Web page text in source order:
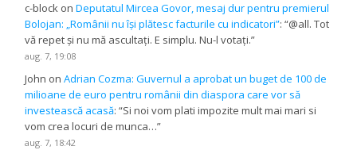
c-block onDeputatul Mircea Govor, mesaj dur pentru premierul
Bolojan: „Românii nu își plătesc facturile cu indicatori”: “@all. Tot
vă repet și nu mă ascultați. E simplu. Nu-l votați.”
aug. 7, 19:08
John onAdrian Cozma: Guvernul a aprobat un buget de 100 de
milioane de euro pentru românii din diaspora care vor să
investească acasă: “Si noi vom plati impozite mult mai mari si
vom crea locuri de munca…”
aug. 7, 18:42